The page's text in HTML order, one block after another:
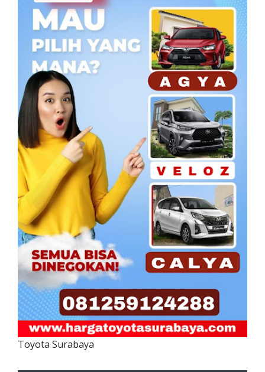
Toyota Surabaya